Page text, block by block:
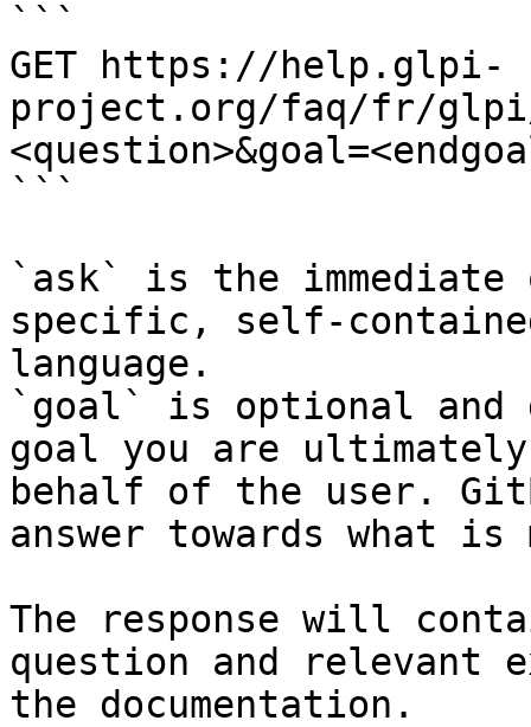
```
GET https://help.glpi-
project.org/faq/fr/glpi/
```
`ask` is the
specific, self-
language.
`goal` is optional and
goal you are
behalf of the user.
answer towards what
The response will
question and relevant
the documentation.